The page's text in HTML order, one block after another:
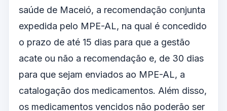
saúde de Maceió, a recomendação conjunta
expedida pelo MPE-AL, na qual é concedido
o prazo de até 15 dias para que a gestão
acate ou não a recomendação e, de 30 dias
para que sejam enviados ao MPE-AL, a
catalogação dos medicamentos. Além disso,
os medicamentos vencidos não poderão ser